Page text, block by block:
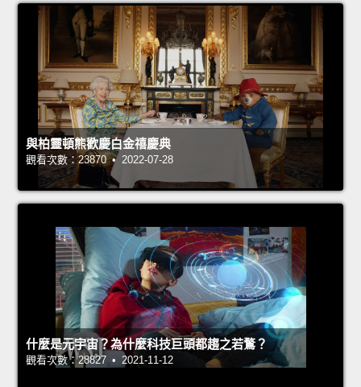
與柏靈頓熊歡慶白金禧慶典
觀看次數：23870 • 2022-07-28
什麼是元宇宙？為什麼科技巨頭都趨之若鶩？
觀看次數：28827 • 2021-11-12